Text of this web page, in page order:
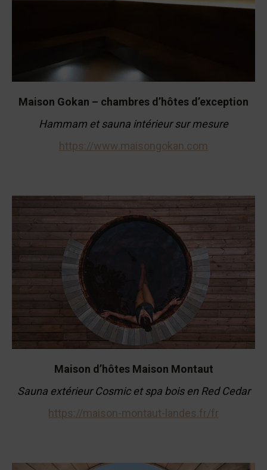
Maison Gokan – chambres d’hôtes d’exception
Hammam et sauna intérieur sur mesure
https://www.maisongokan.com
Maison d’hôtes Maison Montaut
Sauna extérieur Cosmic et spa bois en Red Cedar
https://maison-montaut-landes.fr/fr